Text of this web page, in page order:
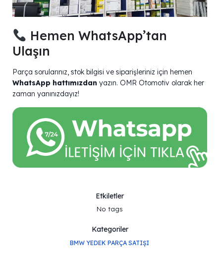
Hemen WhatsApp’tan
Ulaşın
Parça sorularınız, stok bilgisi ve siparişleriniz için hemen
WhatsApp hattımızdan yazın. OMR Otomotiv olarak her
zaman yanınızdayız!
Etkiletler
No tags
Kategoriler
BMW YEDEK PARÇA SATIŞI